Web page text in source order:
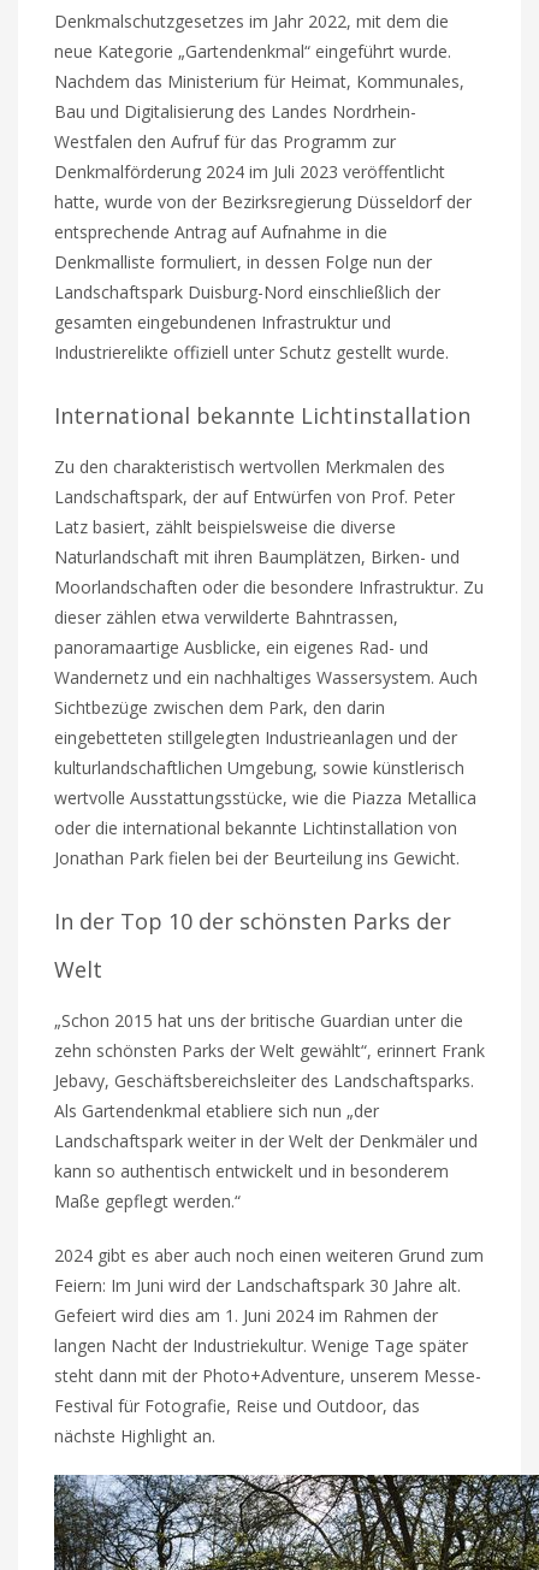
Denkmalschutzgesetzes im Jahr 2022, mit dem die
neue Kategorie „Gartendenkmal“ eingeführt wurde.
Nachdem das Ministerium für Heimat, Kommunales,
Bau und Digitalisierung des Landes Nordrhein-
Westfalen den Aufruf für das Programm zur
Denkmalförderung 2024 im Juli 2023 veröffentlicht
hatte, wurde von der Bezirksregierung Düsseldorf der
entsprechende Antrag auf Aufnahme in die
Denkmalliste formuliert, in dessen Folge nun der
Landschaftspark Duisburg-Nord einschließlich der
gesamten eingebundenen Infrastruktur und
Industrierelikte offiziell unter Schutz gestellt wurde.
International bekannte Lichtinstallation
Zu den charakteristisch wertvollen Merkmalen des
Landschaftspark, der auf Entwürfen von Prof. Peter
Latz basiert, zählt beispielsweise die diverse
Naturlandschaft mit ihren Baumplätzen, Birken- und
Moorlandschaften oder die besondere Infrastruktur. Zu
dieser zählen etwa verwilderte Bahntrassen,
panoramaartige Ausblicke, ein eigenes Rad- und
Wandernetz und ein nachhaltiges Wassersystem. Auch
Sichtbezüge zwischen dem Park, den darin
eingebetteten stillgelegten Industrieanlagen und der
kulturlandschaftlichen Umgebung, sowie künstlerisch
wertvolle Ausstattungsstücke, wie die Piazza Metallica
oder die international bekannte Lichtinstallation von
Jonathan Park fielen bei der Beurteilung ins Gewicht.
In der Top 10 der schönsten Parks der
Welt
„Schon 2015 hat uns der britische Guardian unter die
zehn schönsten Parks der Welt gewählt“, erinnert Frank
Jebavy, Geschäftsbereichsleiter des Landschaftsparks.
Als Gartendenkmal etabliere sich nun „der
Landschaftspark weiter in der Welt der Denkmäler und
kann so authentisch entwickelt und in besonderem
Maße gepflegt werden.“
2024 gibt es aber auch noch einen weiteren Grund zum
Feiern: Im Juni wird der Landschaftspark 30 Jahre alt.
Gefeiert wird dies am 1. Juni 2024 im Rahmen der
langen Nacht der Industriekultur. Wenige Tage später
steht dann mit der Photo+Adventure, unserem Messe-
Festival für Fotografie, Reise und Outdoor, das
nächste Highlight an.